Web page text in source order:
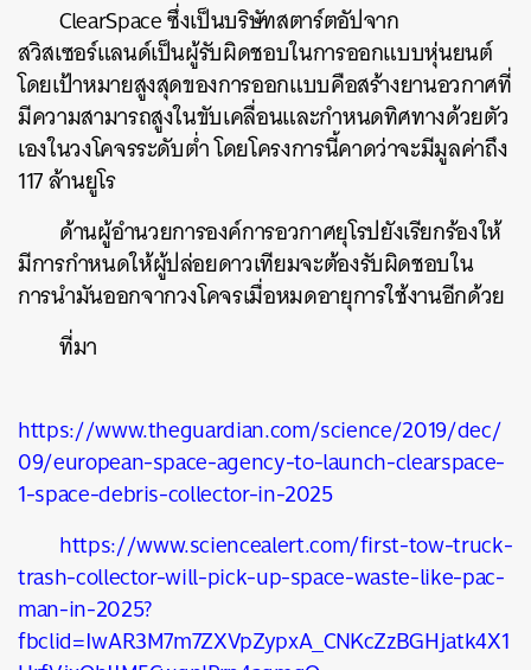
ClearSpaceซึ่งเป็นบริษัทสตาร์ตอัปจาก
สวิสเซอร์แลนด์เป็นผู้รับผิดชอบในการออกแบบหุ่นยนต์
โดยเป้าหมายสูงสุดของการออกแบบคือสร้างยานอวกาศที่
มีความสามารถสูงในขับเคลื่อนและกำหนดทิศทางด้วยตัว
เองในวงโคจรระดับต่ำโดยโครงการนี้คาดว่าจะมีมูลค่าถึง
117ล้านยูโร
ด้านผู้อำนวยการองค์การอวกาศยุโรปยังเรียกร้องให้
มีการกำหนดให้ผู้ปล่อยดาวเทียมจะต้องรับผิดชอบใน
การนำมันออกจากวงโคจรเมื่อหมดอายุการใช้งานอีกด้วย
ที่มา
https://www.theguardian.com/science/2019/dec/
09/european-space-agency-to-launch-clearspace-
1-space-debris-collector-in-2025
https://www.sciencealert.com/first-tow-truck-
trash-collector-will-pick-up-space-waste-like-pac-
man-in-2025?
fbclid=IwAR3M7m7ZXVpZypxA_CNKcZzBGHjatk4X1
ค้นหา
SHARE TWEET LINE EMAIL